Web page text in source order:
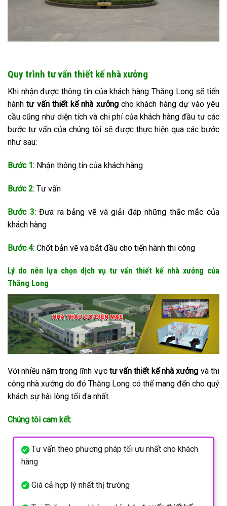
Quy trình tư vấn thiết kế nhà xưởng
Khi nhận được thông tin của khách hàng Thăng Long sẽ tiến
hànhtư vấn thiết kế nhà xưởngcho khách hàng dự vào yêu
cầu cũng như diện tích và chi phí của khách hàng đầu tư các
bước tư vấn của chúng tôi sẽ được thực hiện qua các bước
như sau:
Bước 1: Nhận thông tin của khách hàng
Bước 2: Tư vấn
Bước 3:Đưa ra bảng vẽ và giải đáp những thắc mắc của
khách hàng
Bước 4: Chốt bản vẽ và bắt đầu cho tiến hành thi công
Lý do nên lựa chọn dịch vụ tư vấn thiết kế nhà xưởng của
Thăng Long
Với nhiều năm trong lĩnh vực tư vấn thiết kế nhà xưởng và thi
công nhà xưởng do đó Thăng Long có thể mang đến cho quý
khách sự hài lòng tối đa nhất.
Chúng tôi cam kết:
Tư vấn theo phương pháp tối ưu nhất cho khách
hàng
Giá cả hợp lý nhất thị trường